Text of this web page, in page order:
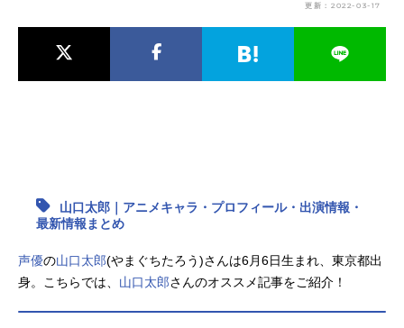
マンガ・ラノベ ゲーム・アプリ 音楽 コスプレ
アニメ映画一覧 実写化映画一覧
春アニメ 夏アニメ
更新：2022-03-17
山口太郎｜アニメキャラ・プロフィール・出演情報・
最新情報まとめ
声優の山口太郎(やまぐちたろう)さんは6月6日生まれ、東京都出
身。こちらでは、 山口太郎さんのオススメ記事をご紹介！